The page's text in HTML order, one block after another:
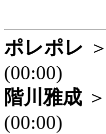
ポレポレ
(00:00)
階川雅成
(00:00)